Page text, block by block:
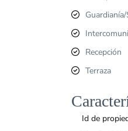
Recepción
Terraza
Id de